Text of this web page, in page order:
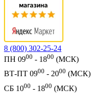
8 (800) 302-25-24
ПН 0900 - 1800 (МСК)
ВТ-ПТ 0900 - 2000 (МСК)
СБ 1000 - 1800 (МСК)